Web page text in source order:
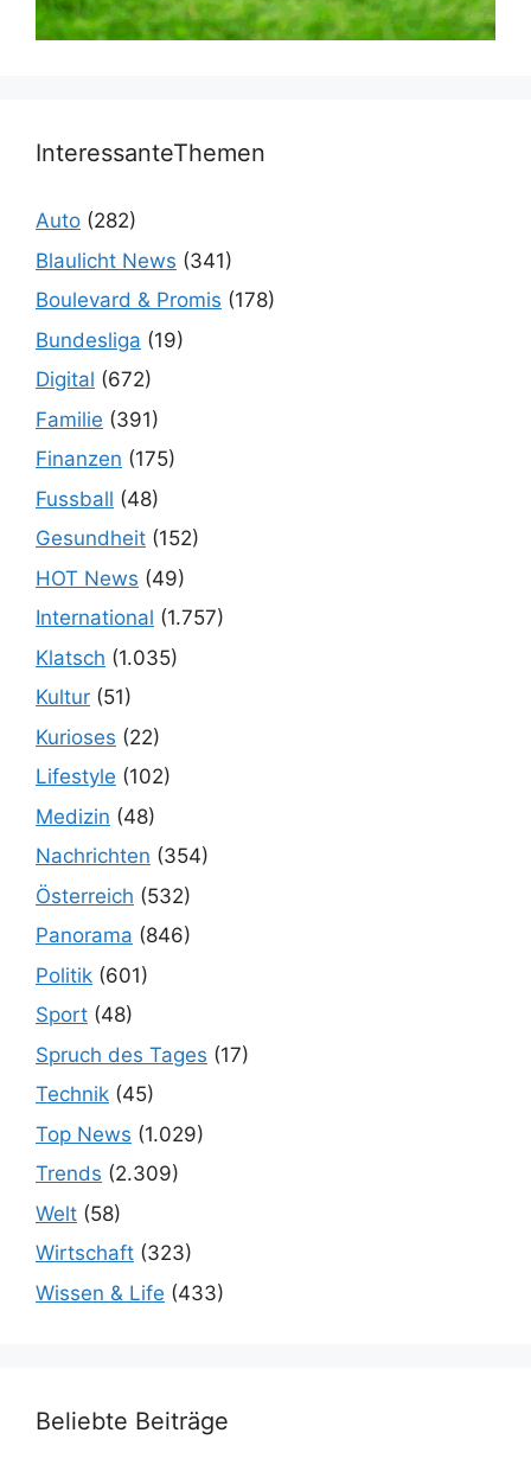
InteressanteThemen
Auto (282)
Blaulicht News (341)
Boulevard & Promis (178)
Bundesliga (19)
Digital (672)
Familie (391)
Finanzen (175)
Fussball (48)
Gesundheit (152)
HOT News (49)
International (1.757)
Klatsch (1.035)
Kultur (51)
Kurioses (22)
Lifestyle (102)
Medizin (48)
Nachrichten (354)
Österreich (532)
Panorama (846)
Politik (601)
Sport (48)
Spruch des Tages (17)
Technik (45)
Top News (1.029)
Trends (2.309)
Welt (58)
Wirtschaft (323)
Wissen & Life (433)
Beliebte Beiträge